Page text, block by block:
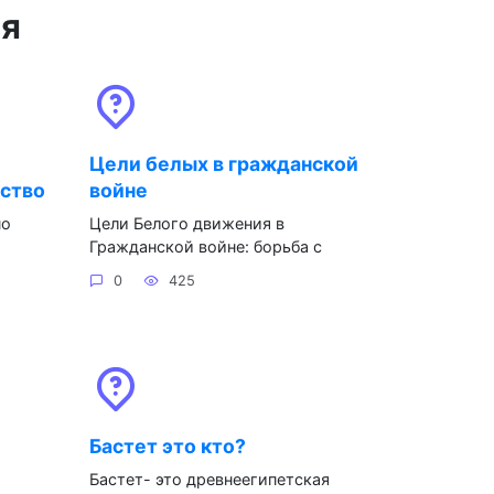
Цели белых в гражданской
войне
Цели Белого движения в
Гражданской войне: борьба с
0 425
Бастет это кто?
Бастет- это древнеегипетская